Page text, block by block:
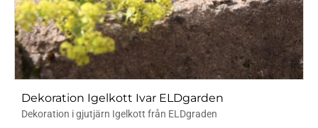
Dekoration Igelkott Ivar ELDgarden
Dekoration i gjutjärn Igelkott från ELDgraden